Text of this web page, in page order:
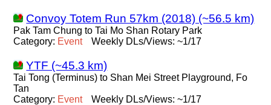
Convoy Totem Run 57km (2018) (~56.5 km)
Pak Tam Chung to Tai Mo Shan Rotary Park
Category: Event Weekly DLs/Views: ~1/17
YTF (~45.3 km)
Tai Tong (Terminus) to Shan Mei Street Playground, Fo
Tan
Category: Event Weekly DLs/Views: ~1/17